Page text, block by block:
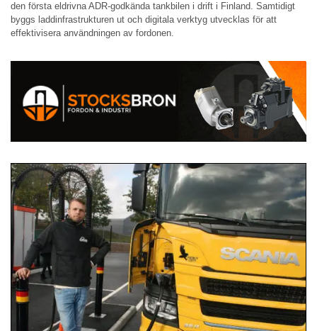
den första eldrivna ADR-godkända tankbilen i drift i Finland. Samtidigt
byggs laddinfrastrukturen ut och digitala verktyg utvecklas för att
effektivisera användningen av fordonen.